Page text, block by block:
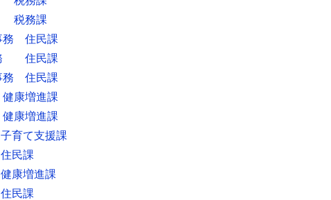
税務課
務 住民課
住民課
務 住民課
康増進課
康増進課
育て支援課
民課
康増進課
民課